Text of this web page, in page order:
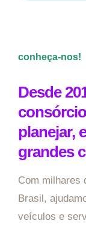
conheça-nos!
Desde
planejar,
grandes
Com milhares
Brasil,
veículos e